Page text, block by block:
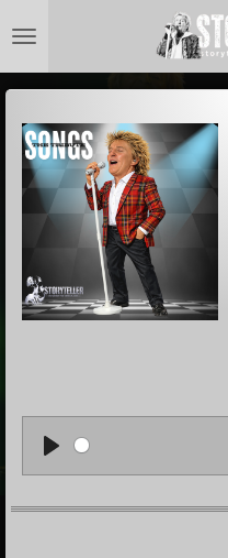
Hauptinhalt
springen
P